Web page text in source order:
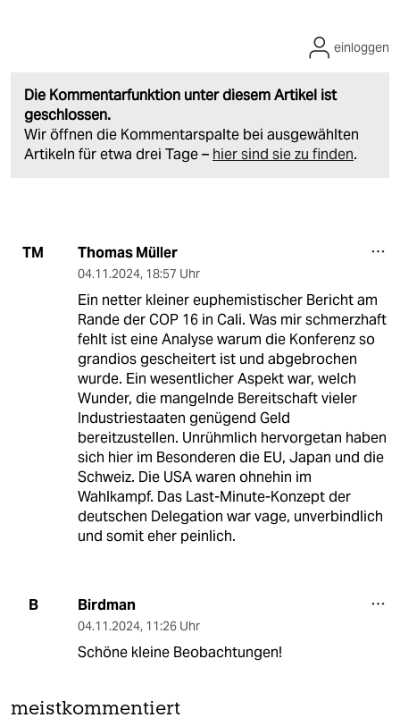
Die Kommentarfunktion unter diesem Artikel ist
geschlossen.
Wir öffnen die Kommentarspalte bei ausgewählten
Artikeln für etwa drei Tage – hier sind sie zu finden.
einloggen
TM Thomas Müller
04.11.2024, 18:57 Uhr
Ein netter kleiner euphemistischer Bericht am
Rande der COP 16 in Cali. Was mir schmerzhaft
fehlt ist eine Analyse warum die Konferenz so
grandios gescheitert ist und abgebrochen
wurde. Ein wesentlicher Aspekt war, welch
Wunder, die mangelnde Bereitschaft vieler
Industriestaaten genügend Geld
bereitzustellen. Unrühmlich hervorgetan haben
sich hier im Besonderen die EU, Japan und die
Schweiz. Die USA waren ohnehin im
Wahlkampf. Das Last-Minute-Konzept der
deutschen Delegation war vage, unverbindlich
und somit eher peinlich.
B Birdman
04.11.2024, 11:26 Uhr
Schöne kleine Beobachtungen!
meistkommentiert